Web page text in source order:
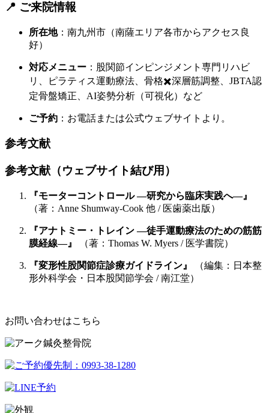
📍 ご来院情報
所在地：南九州市（南薩エリア各市からアクセス良
好）
対応メニュー ：股関節インピンジメント専門リハビ
リ、ピラティス運動療法、骨格✖️深層筋調整、JBTA認
定骨盤矯正、AI姿勢分析（可視化）など
ご予約 ：お電話または公式ウェブサイトより。
参考文献
参考文献（ウェブサイト結び用）
『モーターコントロール —研究から臨床実践へ—』
（著：Anne Shumway-Cook 他 / 医歯薬出版）
『アナトミー・トレイン —徒手運動療法のための筋筋
膜経線—』
（著：Thomas W. Myers / 医学書院）
『変形性股関節症診療ガイドライン』
（編集：日本整
形外科学会・日本股関節学会 / 南江堂）
お問い合わせはこちら